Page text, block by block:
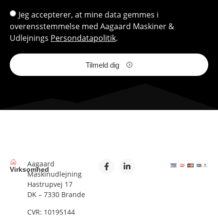
Jeg accepterer, at mine data gemmes i
overensstemmelse med Aagaard Maskiner &
Udlejnings Persondatapolitik.
Tilmeld dig
Virksomhed
Aagaard
Maskinudlejning
Hastrupvej 17
DK – 7330 Brande
CVR: 10195144